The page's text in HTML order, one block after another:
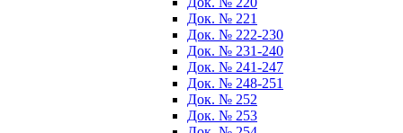
Док. № 221
Док. № 222-230
Док. № 231-240
Док. № 241-247
Док. № 248-251
Док. № 252
Док. № 253